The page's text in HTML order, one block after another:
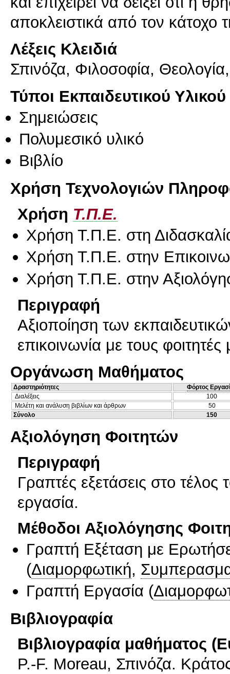
αποκλειστικά από τον κάτοχο
Λέξεις Κλειδιά
Σπινόζα, Φιλοσοφία,
Τύποι Εκπαιδευτικού Υλικού
Σημειώσεις
Πολυμεσικό υλικό
Βιβλίο
Χρήση Τεχνολογιών
Χρήση Τ.Π.Ε.
Χρήση Τ.Π.Ε. στη
Χρήση Τ.Π.Ε. στην
Χρήση Τ.Π.Ε. στην
Περιγραφή
Αξιοποίηση των
επικοινωνία με τους
Οργάνωση Μαθήματος
Δραστηριότητες
Φόρτος
Διαλέξεις
100
Μελέτη και ανάλυση βιβλίων και άρθρων
50
Σύνολο
150
Αξιολόγηση Φοιτητών
Περιγραφή
Γραπτές εξετάσεις στο
εργασία.
Μέθοδοι Αξιολόγησης
Γραπτή Εξέταση με
(Διαμορφωτική,
Γραπτή Εργασία (
Βιβλιογραφία
Βιβλιογραφία μαθήματος
P.-F. Moreau, Σπινόζα.